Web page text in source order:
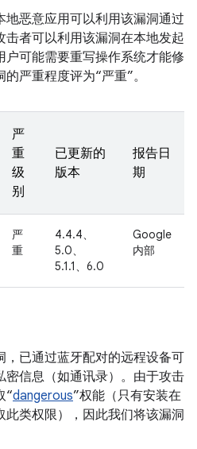
地恶意应用可以利用该漏洞通过
击者可以利用该漏洞在本地发起
可能需要重写操作系统才能修
严重程度评为“严重”。
严
重
级
别
已更新的
版本
报告日
期
严
重
4.4.4、
5.0、
5.1.1、6.0
Google
内部
，已通过蓝牙配对的远程设备可
密信息（如通讯录）。由于攻击
“dangerous”权能（只有安装在
类权限），因此我们将该漏洞